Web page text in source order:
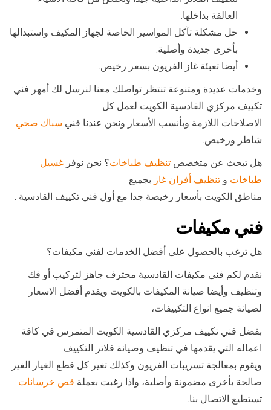
العالقة بداخلها.
حل مشكلة تآكل المواسير الخاصة لجهاز المكيف واستبدالها
بأخرى جديدة وأصلية.
أيضا تعبئة غاز الفريون بسعر رخيص.
وخدمات عديدة ومتنوعة تنتظر تواصلك معنا لنرسل لك أمهر فني
تكييف مركزي القادسية الكويت لعمل كل
الاصلاحات اللازمة وبأنسب الأسعار ونحن عندنا فني سباك صحي
شاطر ورخيص.
هل تبحث عن متخصص تنظيف طباخات؟ نحن نوفر غسيل
طباخات و تنظيف أفران غاز بجميع
مناطق الكويت بأسعار رخيصة جدا مع أول فني تكييف القادسية .
فني مكيفات
هل ترغب بالحصول على أفضل الخدمات لفني مكيفات؟
نقدم لكم فني مكيفات القادسية محترف جاهز لتركيب أو فك
وتنظيف وأيضا صيانة المكيفات بالكويت ويقدم أفضل الاسعار
لصيانة جميع انواع التكييفات،
بفضل فني تكييف مركزي القادسية الكويت المتمرس في كافة
اعماله التي يقدمها في تنظيف وصيانة فلاتر التكييف
ويقوم بمعالجة تسريبات الفريون وكذلك تغير كل قطع الغيار الغير
صالحة بأخرى مضمونة وأصلية، واذا رغبت بعملة قص خرسانات
تستطيع الاتصال بنا.